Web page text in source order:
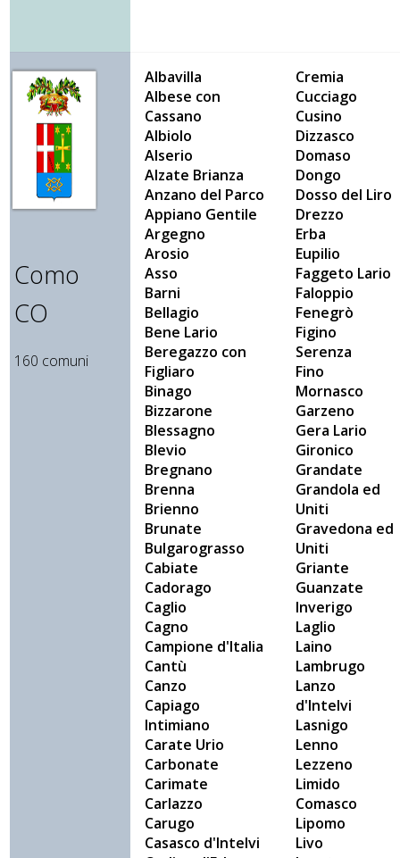
Como
CO
160 comuni
Albavilla
Albese con
Cassano
Albiolo
Alserio
Alzate Brianza
Anzano del Parco
Appiano Gentile
Argegno
Arosio
Asso
Barni
Bellagio
Bene Lario
Beregazzo con
Figliaro
Binago
Bizzarone
Blessagno
Blevio
Bregnano
Brenna
Brienno
Brunate
Bulgarograsso
Cabiate
Cadorago
Caglio
Cagno
Campione d'Italia
Cantù
Canzo
Capiago
Intimiano
Carate Urio
Carbonate
Carimate
Carlazzo
Carugo
Casasco d'Intelvi
Cremia
Cucciago
Cusino
Dizzasco
Domaso
Dongo
Dosso del Liro
Drezzo
Erba
Eupilio
Faggeto Lario
Faloppio
Fenegrò
Figino
Serenza
Fino
Mornasco
Garzeno
Gera Lario
Gironico
Grandate
Grandola ed
Uniti
Gravedona ed
Uniti
Griante
Guanzate
Inverigo
Laglio
Laino
Lambrugo
Lanzo
d'Intelvi
Lasnigo
Lenno
Lezzeno
Limido
Comasco
Lipomo
Livo